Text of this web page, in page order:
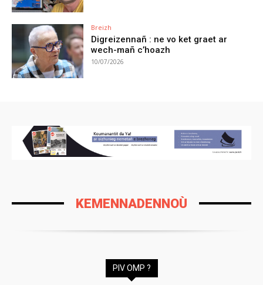
Breizh
Digreizennañ : ne vo ket graet ar
wech-mañ c’hoazh
10/07/2026
KEMENNADENNOÙ
PIV OMP ?